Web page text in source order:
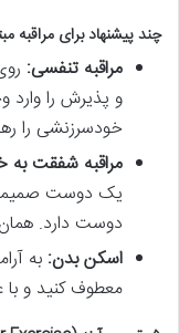
چند پیشنهاد برای مراقبه
مراقبه تنفسی:
و پذیرش را وارد
خودسرزنشی را
مراقبه شفقت به
یک دوست
دوست دارد.
اسکن بدن: به
معطوف کنید و با